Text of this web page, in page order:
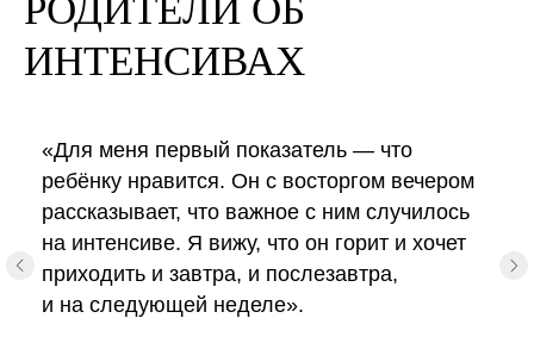
РОДИТЕЛИ ОБ
ИНТЕНСИВАХ
«Для меня первый показатель — что
ребёнку нравится. Он с восторгом вечером
рассказывает, что важное с ним случилось
на интенсиве. Я вижу, что он горит и хочет
приходить и завтра, и послезавтра,
и на следующей неделе».